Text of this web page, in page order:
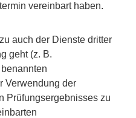
vereinbart haben.
auch der Dienste dritter
geht (z. B.
Verwendung der
Prüfungsergebnisses zu